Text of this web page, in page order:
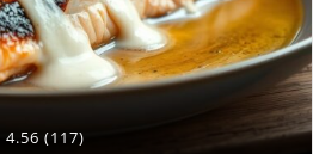
4.56 (117)